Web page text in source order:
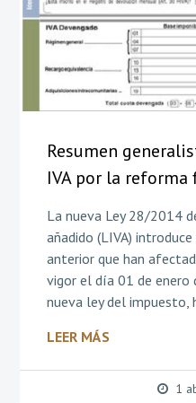
Resumen
IVA por la reforma
La nueva Ley 28/2014
añadido (LIVA)
anterior que han
vigor el día 01 de enero
nueva ley del impuesto,
LEER MÁS
1